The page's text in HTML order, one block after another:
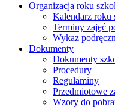
Organizacja roku
Kalendarz roku
Terminy zajęć
Wykaz
Dokumenty
Dokumenty
Procedury
Regulaminy
Przedmiotowe
Wzory do